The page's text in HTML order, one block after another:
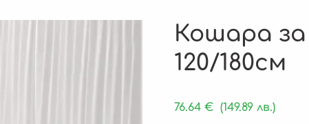
Кошара
120/180см
76.64 € (149.89 лв.)